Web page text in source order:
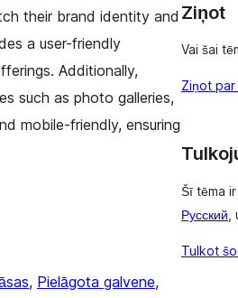
their brand identity and
a user-friendly
Additionally,
such as photo galleries,
mobile-friendly, ensuring
, Pielāgota galvene
Ziņot
Vai šai
Ziņot par
Šī tēma
Русский
Tulkot